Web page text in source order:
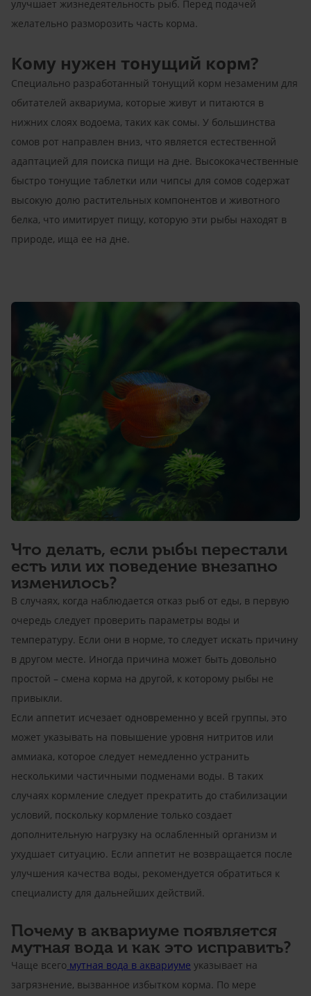
улучшает жизнедеятельность рыб. Перед подачей
желательно разморозить часть корма.
Кому нужен тонущий корм?
Специально разработанный тонущий корм незаменим для
обитателей аквариума, которые живут и питаются в
нижних слоях водоема, таких как сомы. У большинства
сомов рот направлен вниз, что является естественной
адаптацией для поиска пищи на дне. Высококачественные
быстро тонущие таблетки или чипсы для сомов содержат
высокую долю растительных компонентов и животного
белка, что имитирует пищу, которую эти рыбы находят в
природе, ища ее на дне.
Что делать, если рыбы перестали
есть или их поведение внезапно
изменилось?
В случаях, когда наблюдается отказ рыб от еды, в первую
очередь следует проверить параметры воды и
температуру. Если они в норме, то следует искать причину
в другом месте. Иногда причина может быть довольно
простой – смена корма на другой, к которому рыбы не
привыкли.
Если аппетит исчезает одновременно у всей группы, это
может указывать на повышение уровня нитритов или
аммиака, которое следует немедленно устранить
несколькими частичными подменами воды. В таких
случаях кормление следует прекратить до стабилизации
условий, поскольку кормление только создает
дополнительную нагрузку на ослабленный организм и
ухудшает ситуацию. Если аппетит не возвращается после
улучшения качества воды, рекомендуется обратиться к
специалисту для дальнейших действий.
Почему в аквариуме появляется
мутная вода и как это исправить?
Чаще всего мутная вода в аквариуме указывает на
загрязнение, вызванное избытком корма. По мере